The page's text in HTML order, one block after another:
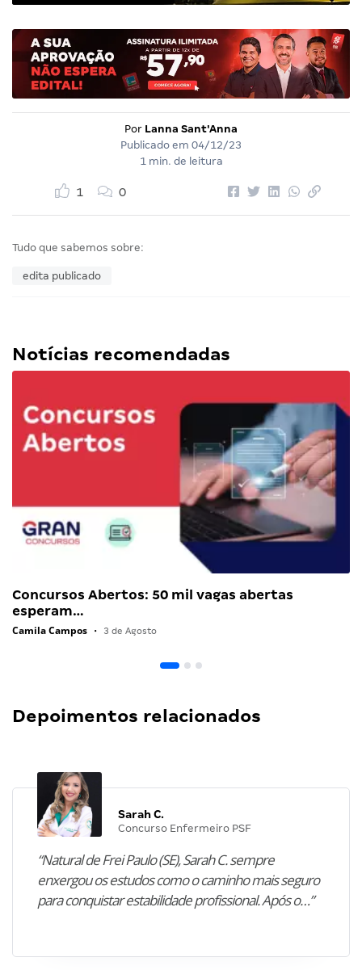
Por Lanna Sant'Anna
Publicado em 04/12/23
1 min. de leitura
1 0
Tudo que sabemos sobre:
edita publicado
Notícias recomendadas
Concursos Abertos: 50 mil vagas abertas
esperam…
Camila Campos • 3 de Agosto
Depoimentos relacionados
Sarah C.
Concurso Enfermeiro PSF
“Natural de Frei Paulo (SE), Sarah C. sempre
enxergou os estudos como o caminho mais seguro
para conquistar estabilidade profissional. Após o…”